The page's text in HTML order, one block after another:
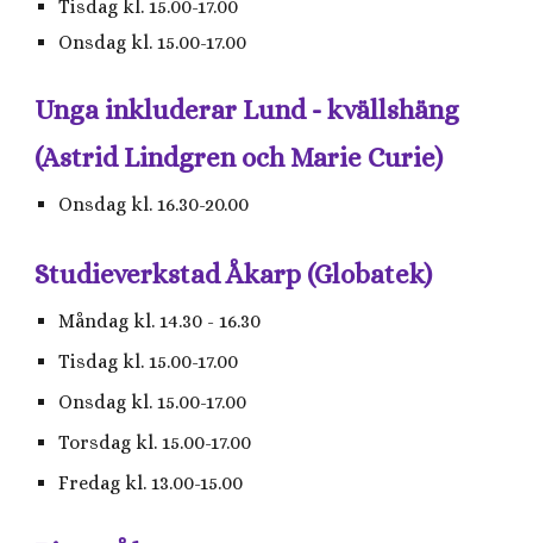
Tisdag kl. 15.00-17.00
Onsdag kl. 15.00-17.00
Unga inkluderar Lund - kvällshäng
(Astrid Lindgren och Marie Curie)
Onsdag kl. 16.30-20.00
Studieverkstad Åkarp (Globatek)
Måndag kl. 14.30 - 16.30
Tisdag kl.15.00-17.00
Onsdag kl. 15.00-17.00
Torsdag kl. 15.00-17.00
Fredag kl. 13.00-15.00